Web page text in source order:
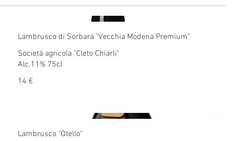
Lambrusco di Sorbara "Vecchia Modena Premium"
Società agricola "Cleto Chiarli"
Alc.11% 75cl
14 €
Lambrusco "Otello"